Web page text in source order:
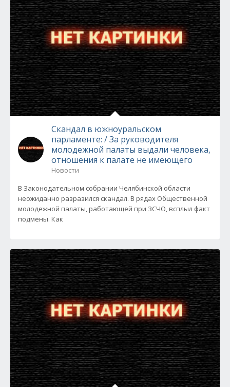
Скандал в южноуральском
парламенте: / За руководителя
молодежной палаты выдали человека,
отношения к палате не имеющего
Новости
В Законодательном собрании Челябинской области
неожиданно разразился скандал. В рядах Общественной
молодежной палаты, работающей при ЗСЧО, всплыл факт
подмены. Как